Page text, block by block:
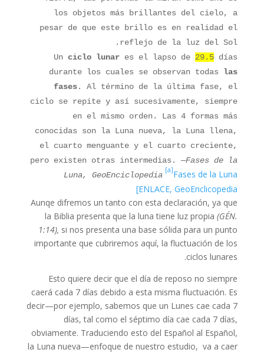
los objetos más brillantes del cielo, a
pesar de que este brillo es en realidad el
reflejo de la luz del Sol.
Unciclo lunar es el lapso de 29.5 días
durante los cuales se observan todas las
fases. Al término de la última fase, el
ciclo se repite y así sucesivamente, siempre
en el mismo orden. Las 4 formas más
conocidas son la Luna nueva, la Luna llena,
el cuarto menguante y el cuarto creciente,
pero existen otras intermedias.—Fases de la
Luna, GeoEnciclopedia
[a]Fases de la Luna
ENLACE, GeoEnclicopedia]
Aunqe difremos un tanto con esta declaración, ya que
la Biblia presenta que la luna tiene luz propia(GÉN.
1:14), si nos presenta una base sólida para un punto
importante que cubriremos aquí, la fluctuación de los
ciclos lunares.
Esto quiere decir que el día de reposo no siempre
caerá cada 7 días debido a esta misma fluctuación. Es
decir—por ejemplo, sabemos que un Lunes cae cada 7
días, tal como el séptimo día cae cada 7 días,
obviamente. Traduciendo esto del Español al Español,
la Luna nueva—enfoque de nuestro estudio, va a caer